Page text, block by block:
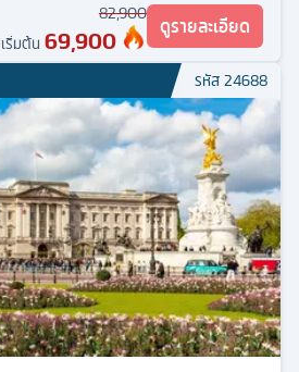
82,900
เริ่มต้น 69,900 ดูรายละเอียด
รหัส24688